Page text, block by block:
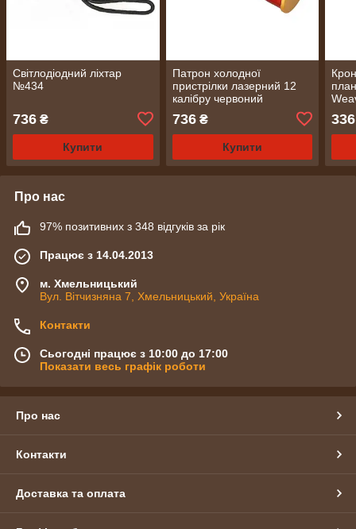
Світлодіодний ліхтар
№434
736 ₴
Купити
Патрон холодної
пристрілки лазерний 12
калібру червоний
736₴
Купити
336
Про нас
97% позитивних з 348 відгуків за рік
Працює з 14.04.2013
м. Хмельницький
Вул. Вітчизняна 7, Хмельницький, Україна
Контакти
Сьогодні працює з 10:00 до 17:00
Показати весь графік роботи
Про нас
Контакти
Доставка та оплата